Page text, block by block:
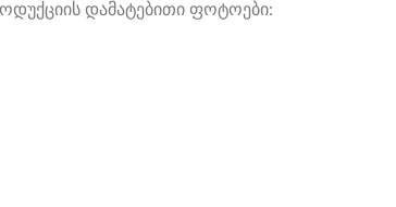
დამატებითი ფოტოები: